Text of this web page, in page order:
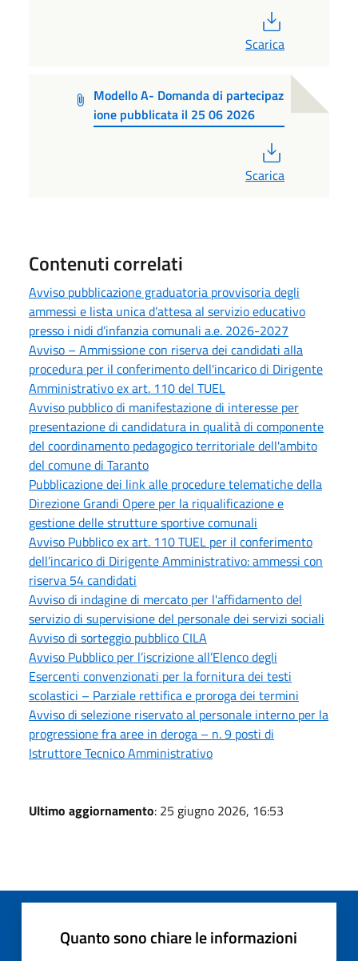
Scarica
Modello A- Domanda di partecipaz
ione pubblicata il 25 06 2026
Scarica
Contenuti correlati
Avviso pubblicazione graduatoria provvisoria degli
ammessi e lista unica d’attesa al servizio educativo
presso i nidi d’infanzia comunali a.e. 2026-2027
Avviso – Ammissione con riserva dei candidati alla
procedura per il conferimento dell'incarico di Dirigente
Amministrativo ex art. 110 del TUEL
Avviso pubblico di manifestazione di interesse per
presentazione di candidatura in qualità di componente
del coordinamento pedagogico territoriale dell'ambito
del comune di Taranto
Pubblicazione dei link alle procedure telematiche della
Direzione Grandi Opere per la riqualificazione e
gestione delle strutture sportive comunali
Avviso Pubblico ex art. 110 TUEL per il conferimento
dell’incarico di Dirigente Amministrativo: ammessi con
riserva 54 candidati
Avviso di indagine di mercato per l'affidamento del
servizio di supervisione del personale dei servizi sociali
Avviso di sorteggio pubblico CILA
Avviso Pubblico per l’iscrizione all’Elenco degli
Esercenti convenzionati per la fornitura dei testi
scolastici – Parziale rettifica e proroga dei termini
Avviso di selezione riservato al personale interno per la
progressione fra aree in deroga – n. 9 posti di
Istruttore Tecnico Amministrativo
Ultimo aggiornamento: 25 giugno 2026, 16:53
Quanto sono chiare le informazioni